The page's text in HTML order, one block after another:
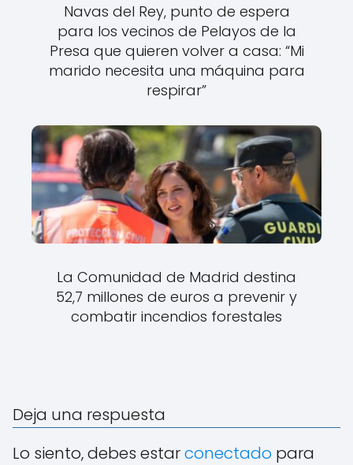
Navas del Rey, punto de espera
para los vecinos de Pelayos de la
Presa que quieren volver a casa: “Mi
marido necesita una máquina para
respirar”
La Comunidad de Madrid destina
52,7 millones de euros a prevenir y
combatir incendios forestales
Deja una respuesta
Lo siento, debes estarconectado para